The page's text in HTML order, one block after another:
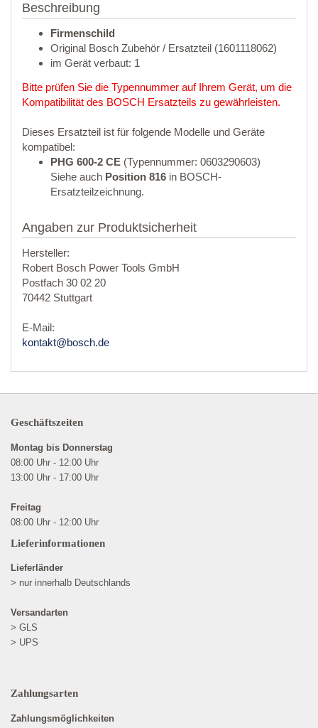
Beschreibung
Firmenschild
Original Bosch Zubehör / Ersatzteil (1601118062)
im Gerät verbaut: 1
Bitte prüfen Sie die Typennummer auf Ihrem Gerät, um die
Kompatibilität des BOSCH Ersatzteils zu gewährleisten.
Dieses Ersatzteil ist für folgende Modelle und Geräte
kompatibel:
PHG 600-2 CE (Typennummer: 0603290603)
Siehe auch Position 816 in BOSCH-
Ersatzteilzeichnung.
Angaben zur Produktsicherheit
Hersteller:
Robert Bosch Power Tools GmbH
Postfach 30 02 20
70442 Stuttgart
E-Mail:
kontakt@bosch.de
Geschäftszeiten
Montag bis Donnerstag
08:00 Uhr - 12:00 Uhr
13:00 Uhr - 17:00 Uhr
Freitag
08:00 Uhr - 12:00 Uhr
Lieferinformationen
Lieferländer
> nur innerhalb Deutschlands
Versandarten
> GLS
> UPS
Zahlungsarten
Zahlungsmöglichkeiten